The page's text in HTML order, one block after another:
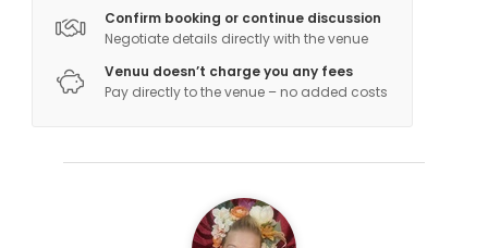
Confirm booking or continue discussion
Negotiate details directly with the venue
Venuu doesn’t charge you any fees
Pay directly to the venue – no added costs